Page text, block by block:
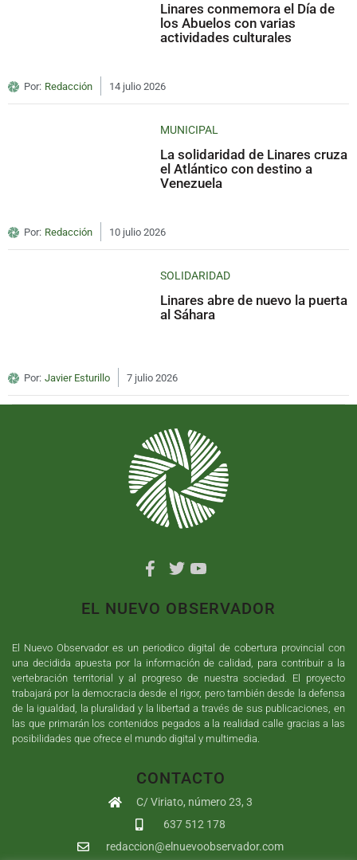
Linares conmemora el Día de
los Abuelos con varias
actividades culturales
Por: Redacción 14 julio 2026
MUNICIPAL
La solidaridad de Linares cruza
el Atlántico con destino a
Venezuela
Por: Redacción 10 julio 2026
SOLIDARIDAD
Linares abre de nuevo la puerta
al Sáhara
Por: Javier Esturillo 7 julio 2026
EL NUEVO OBSERVADOR
El Nuevo Observador es un periodico digital de cobertura provincial con
una decidida apuesta por la información de calidad, para contribuir a la
vertebración territorial y al progreso de nuestra sociedad. El proyecto
trabajará por la democracia desde el rigor, pero también desde la defensa
de la igualdad, la pluralidad y la libertad a través de sus publicaciones, en
las que primarán los contenidos pegados a la realidad calle gracias a las
posibilidades que ofrece el mundo digital y multimedia.
CONTACTO
C/ Viriato, número 23, 3
637 512 178
redaccion@elnuevoobservador.com